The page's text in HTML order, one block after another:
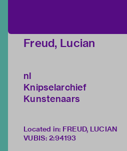
Freud, Lucian
nl
Knipselarchief
Kunstenaars
Located in: FREUD, LUCIAN
VUBIS: 2:94193